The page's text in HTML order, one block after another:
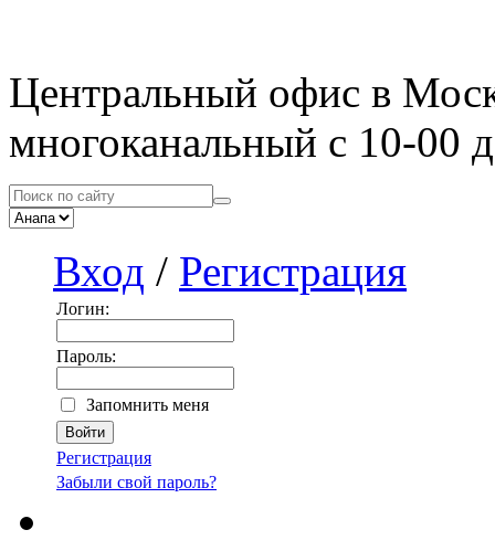
Центральный офис в
многоканальный с 10-00
Вход / Регистрация
Логин:
Пароль:
Запомнить меня
Регистрация
Забыли свой пароль?